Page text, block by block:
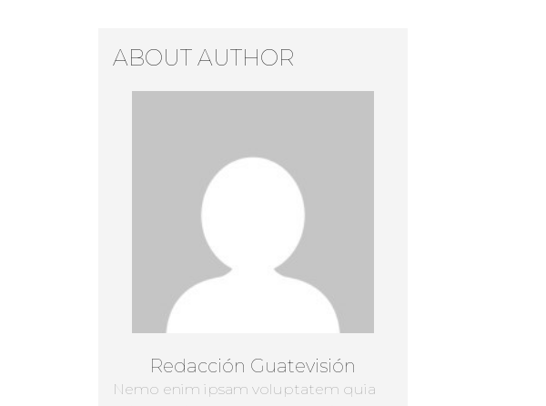
ABOUT AUTHOR
Redacción Guatevisión
Nemo enim ipsam voluptatem quia